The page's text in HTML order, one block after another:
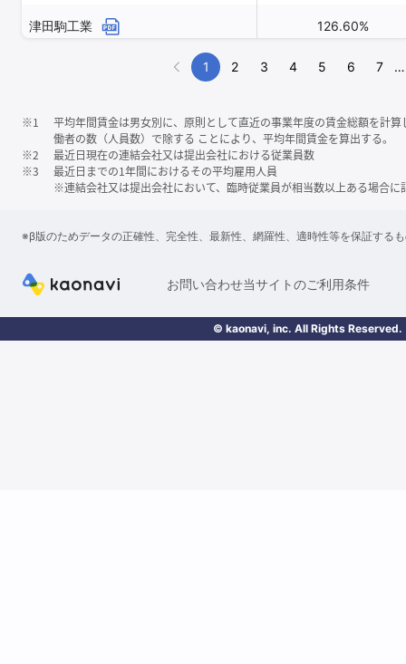
津田駒工業 126.60%
1 2 3 4 5 6 7 …
※1
平均年間賃金は男女別に、原則として直近の事業年度の賃金総額を計
働者の数（人員数）で除する ことにより、平均年間賃金を算出する。
※2
最近日現在の連結会社又は提出会社における従業員数
※3
最近日までの1年間におけるその平均雇用人員
※連結会社又は提出会社において、臨時従業員が相当数以上ある場合に
※β版のためデータの正確性、完全性、最新性、網羅性、適時性等を保証する
お問い合わせ当サイトのご利用条件
© kaonavi, inc. All Rights Reserved.